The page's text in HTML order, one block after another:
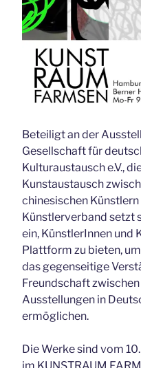
Beteiligt an der
Gesellschaft für
Kulturaustausch e.V.,
Kunstaustausch
chinesischen
Künstlerverband setzt
ein, KünstlerInnen und
Plattform zu bieten,
das gegenseitige
Freundschaft
Ausstellungen in
ermöglichen.
Die Werke sind vom